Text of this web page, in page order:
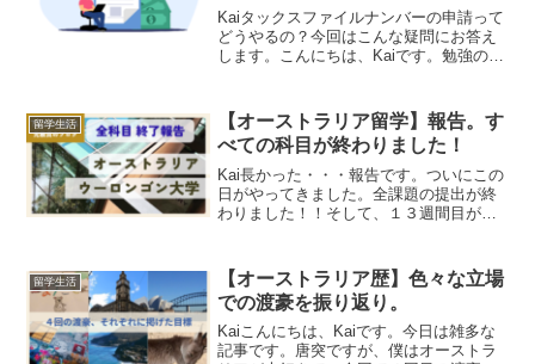
すく解説。現地で働くための下準
備を整えよう！
Kaiタックスファイルナンバーの申請って
どうやるの？今回はこんな疑問にお答え
します。こんにちは、Kaiです。勉強のし
ったのできっと凝っていたのだと思いま
す。勉強のし過ぎ...
留学生活
【オーストラリア留学】報告。す
べての科目が終わりました！
Kai長かった・・・報告です。ついにこの
日がやってきました。全課題の提出が終
わりました！！そして、１３週間目が終
チパチ）笑顔で週末を迎えられまし
た！！感無量すぎる・・・...
留学生活
【オーストラリア歴】色々な立場
での渡豪を振り返り。
Kaiこんにちは、Kaiです。今日は雑多な
記事です。唐突ですが、僕はオーストラ